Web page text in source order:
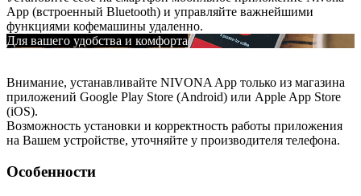
App (встроенный Bluetooth) и управляйте важнейшими
функциями кофемашины удаленно.
Для вашего удобства и комфорта
Внимание, устанавливайте NIVONA App только из магазина
приложений Google Play Store (Android) или Apple App Store
(iOS).
Возможность установки и корректность работы приложения
на Вашем устройстве, уточняйте у производителя телефона.
Особенности